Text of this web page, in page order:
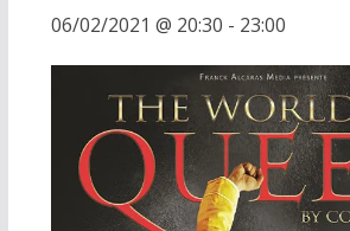
06/02/2021 @ 20:30 - 23:00